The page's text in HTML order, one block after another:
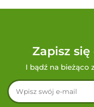
Zapisz
I bądź na bieżąco